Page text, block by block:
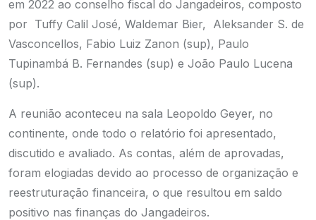
em 2022 ao conselho fiscal do Jangadeiros, composto
por Tuffy Calil José, Waldemar Bier, Aleksander S. de
Vasconcellos, Fabio Luiz Zanon (sup), Paulo
Tupinambá B. Fernandes (sup) e João Paulo Lucena
(sup).
A reunião aconteceu na sala Leopoldo Geyer, no
continente, onde todo o relatório foi apresentado,
discutido e avaliado. As contas, além de aprovadas,
foram elogiadas devido ao processo de organização e
reestruturação financeira, o que resultou em saldo
positivo nas finanças do Jangadeiros.